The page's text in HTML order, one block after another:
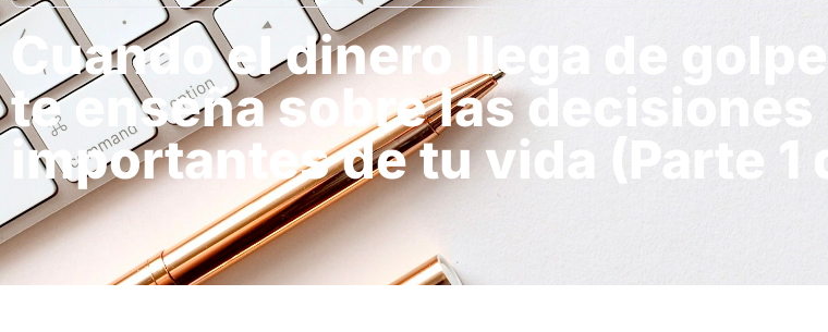
Cuando el dinero llega de
te enseña sobre las decisiones
importantes de tu vida (Parte 1